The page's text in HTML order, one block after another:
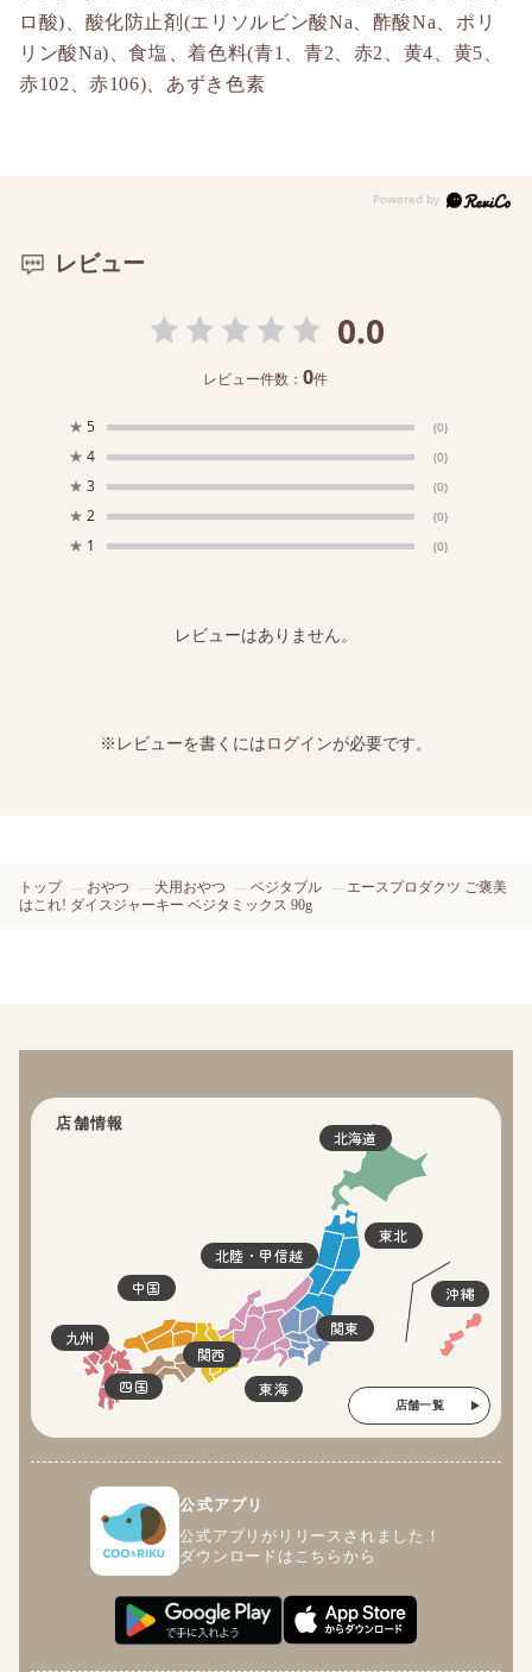
ロ酸)、酸化防止剤(エリソルビン酸Na、酢酸Na、ポリ
リン酸Na)、食塩、着色料(青1、青2、赤2、黄4、黄5、
赤102、赤106)、あずき色素
レビュー
0.0
レビュー件数：0件
★ 5 (0)
★ 4 (0)
★ 3 (0)
★ 2 (0)
★ 1 (0)
レビューはありません。
※レビューを書くにはログインが必要です。
トップ おやつ 犬用おやつ ベジタブル
エースプロダクツ ご褒美
はこれ! ダイスジャーキー ベジタミックス 90g
店舗情報
北海道
東北
関東
北陸・甲信越
東海
関西
四国
中国
九州
沖縄
店舗一覧
公式アプリ
公式アプリがリリースされました！
ダウンロードはこちらから